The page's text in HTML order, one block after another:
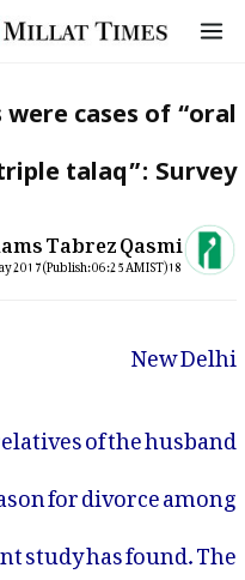
cases of “oral
talaq”: Survey
Tabrez Qasmi
18 May 2017 (Publish: 06:25 AM IST)
New Delhi
of the husband
for divorce among
study has found. The